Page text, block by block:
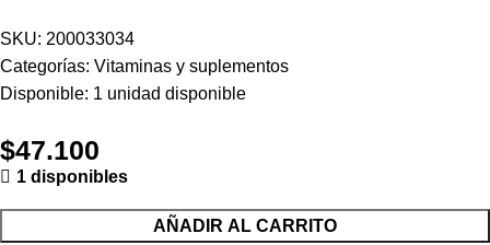
SKU: 200033034
Categorías: Vitaminas y suplementos
Disponible: 1 unidad disponible
$47.100
1 disponibles
AÑADIR AL CARRITO